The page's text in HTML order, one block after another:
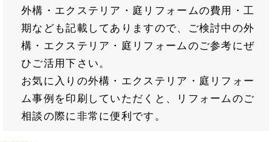
外構・エクステリア・庭リフォームの費用・工
期なども記載してありますので、ご検討中の外
構・エクステリア・庭リフォームのご参考にぜ
ひご活用下さい。
お気に入りの外構・エクステリア・庭リフォー
ム事例を印刷していただくと、リフォームのご
相談の際に非常に便利です。